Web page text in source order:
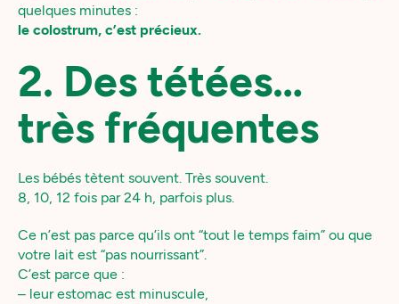
quelques minutes :
le colostrum, c’est précieux.
2. Des tétées…
très fréquentes
Les bébés tètent souvent. Très souvent.
8, 10, 12 fois par 24 h, parfois plus.
Ce n’est pas parce qu’ils ont “tout le temps faim” ou que
votre lait est “pas nourrissant”.
C’est parce que :
– leur estomac est minuscule,